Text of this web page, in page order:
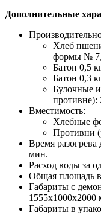
Дополнительные
Хлеб
формы №
Батон 0,5
Батон 0,3
Булочные
противне):
Вместимость:
Хлебные
Противни
Время разогрева
мин.
Расход воды за
Общая площадь
Габариты с
1555х1000х2000
Габариты в